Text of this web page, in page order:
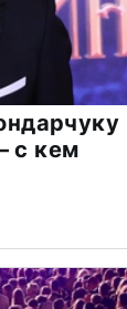
с кем